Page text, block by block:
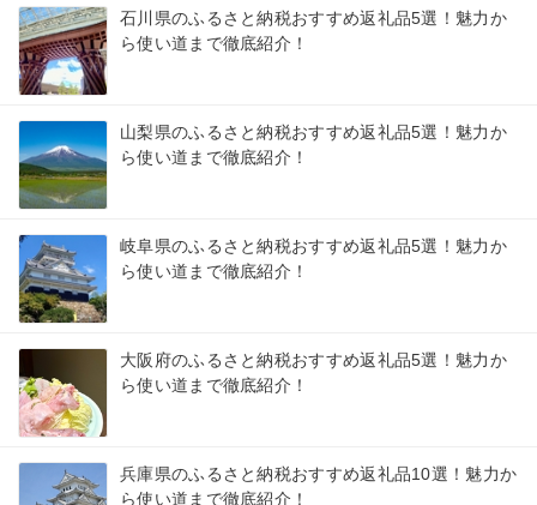
石川県のふるさと納税おすすめ返礼品5選！魅力か
ら使い道まで徹底紹介！
山梨県のふるさと納税おすすめ返礼品5選！魅力か
ら使い道まで徹底紹介！
岐阜県のふるさと納税おすすめ返礼品5選！魅力か
ら使い道まで徹底紹介！
大阪府のふるさと納税おすすめ返礼品5選！魅力か
ら使い道まで徹底紹介！
兵庫県のふるさと納税おすすめ返礼品10選！魅力か
ら使い道まで徹底紹介！